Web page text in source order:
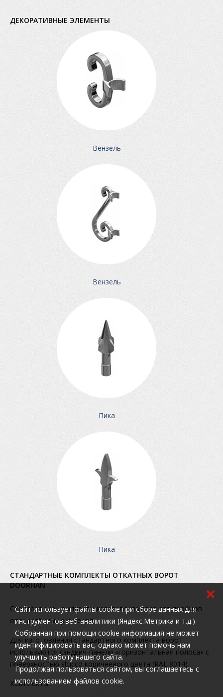
ДЕКОРАТИВНЫЕ ЭЛЕМЕНТЫ
Вензель
Вензель
Пика
Пика
СТАНДАРТНЫЕ КОМПЛЕКТЫ ОТКАТНЫХ ВОРОТ
DOORHAN
Стандартные комплекты изготавливаются для проёмов
определённых размеров.
Для изготовления стандартного комплекта ворот
используются сэндвич-панели «горизонтальная полоса» с
поверхностью stucco коричневого цвета (RAL 8014).
Комплекты:
Cайт использует файлы cookie при сборе данных для
инструментов веб-аналитики (Яндекс.Метрика и т.д.)
Собранная при помощи cookie информация не может
идентифицировать вас, однако может помочь нам
улучшить работу нашего сайта.
Продолжая пользоваться сайтом, вы соглашаетесь с
использованием файлов cookie.